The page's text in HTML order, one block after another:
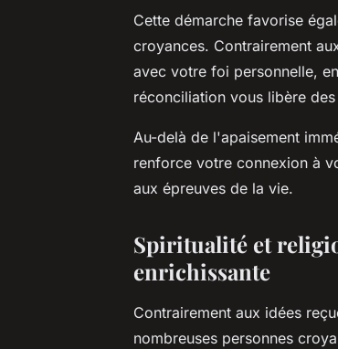
Cette démarche favorise
croyances. Contrairement
avec votre foi personnelle,
réconciliation vous libère
Au-delà de l'apaisement
renforce votre connexion à
aux épreuves de la vie.
Spiritualité et
enrichissante
Contrairement aux idées
nombreuses personnes